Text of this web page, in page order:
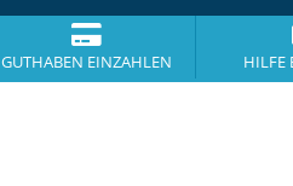
GUTHABEN EINZAHLEN HILFE